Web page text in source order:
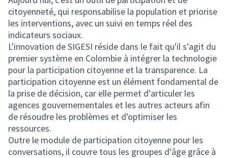
citoyenneté, qui responsabilise la population et priorise
les interventions, avec un suivi en temps réel des
indicateurs sociaux.
L'innovation de SIGESI réside dans le fait qu'il s'agit du
premier système en Colombie à intégrer la technologie
pour la participation citoyenne et la transparence. La
participation citoyenne est un élément fondamental de
la prise de décision, car elle permet d'articuler les
agences gouvernementales et les autres acteurs afin
de résoudre les problèmes et d'optimiser les
ressources.
Outre le module de participation citoyenne pour les
conversations, il couvre tous les groupes d'âge grâce à